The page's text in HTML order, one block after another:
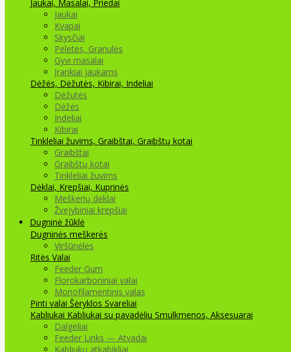
Jaukai, Masalai, Priedai
Jaukai
Kvapai
Skysčiai
Peletės, Granulės
Gyvi masalai
Įrankiai jaukams
Dėžės, Dėžutės, Kibirai, Indeliai
Dėžutės
Dėžės
Indeliai
Kibirai
Tinkleliai žuvims, Graibštai, Graibštų kotai
Graibštai
Graibštų kotai
Tinkleliai žuvims
Dėklai, Krepšiai, Kuprinės
Meškerių dėklai
Žvejybiniai krepšiai
Dugninė žūklė
Dugninės meškerės
Viršūnėlės
Ritės Valai
Feeder Gum
Florokarboniniai valai
Monofilamentinis valas
Pinti valai Šėryklos Svareliai
Kabliukai Kabliukai su pavadėliu Smulkmenos, Aksesuarai
Dalgeliai
Feeder Links — Atvadai
Kabliukų atkabikliai